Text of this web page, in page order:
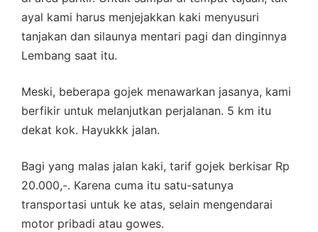
ayal kami harus menjejakkan kaki menyusuri
tanjakan dan silaunya mentari pagi dan dinginnya
Lembang saat itu.
Meski, beberapa gojek menawarkan jasanya, kami
berfikir untuk melanjutkan perjalanan. 5 km itu
dekat kok. Hayukkk jalan.
Bagi yang malas jalan kaki, tarif gojek berkisar Rp
20.000,-. Karena cuma itu satu-satunya
transportasi untuk ke atas, selain mengendarai
motor pribadi atau gowes.